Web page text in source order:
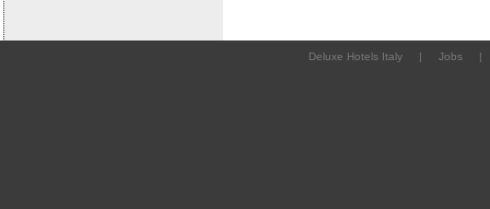
Deluxe Hotels Italy | Jobs